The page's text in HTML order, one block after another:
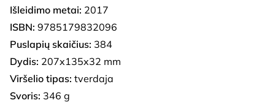
Išleidimo metai: 2017
ISBN: 9785179832096
Puslapių skaičius: 384
Dydis: 207x135x32 mm
Viršelio tipas: tverdaja
Svoris: 346 g